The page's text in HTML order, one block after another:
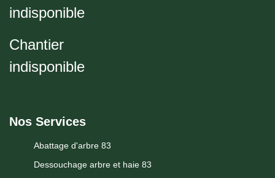
indisponible
Chantier
indisponible
Nos Services
Abattage d'arbre 83
Dessouchage arbre et haie 83